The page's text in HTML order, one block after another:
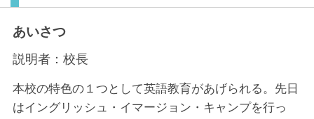
あいさつ
説明者： 校長
本校の特色の１つとして英語教育があげられる。先日
はイングリッシュ・イマージョン・キャンプを行っ